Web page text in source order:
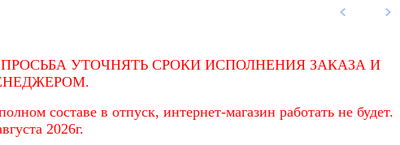
УТОЧНЯТЬ СРОКИ ИСПОЛНЕНИЯ ЗАКАЗА И
составе в отпуск, интернет-магазин работать не будет.
2026г.